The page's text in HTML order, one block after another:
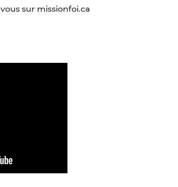
sur missionfoi.ca